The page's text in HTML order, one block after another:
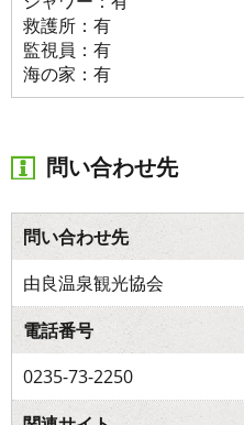
救護所：有
監視員：有
海の家：有
問い合わせ先
問い合わせ先
由良温泉観光協会
電話番号
0235-73-2250